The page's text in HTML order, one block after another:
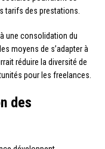
tarifs des prestations.
une consolidation du
moyens de s’adapter à
réduire la diversité de
pour les freelances.
des